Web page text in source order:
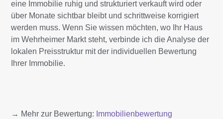
eine Immobilie ruhig und strukturiert verkauft wird oder
über Monate sichtbar bleibt und schrittweise korrigiert
werden muss. Wenn Sie wissen möchten, wo Ihr Haus
im Wehrheimer Markt steht, verbinde ich die Analyse der
lokalen Preisstruktur mit der individuellen Bewertung
Ihrer Immobilie.
→ Mehr zur Bewertung: Immobilienbewertung